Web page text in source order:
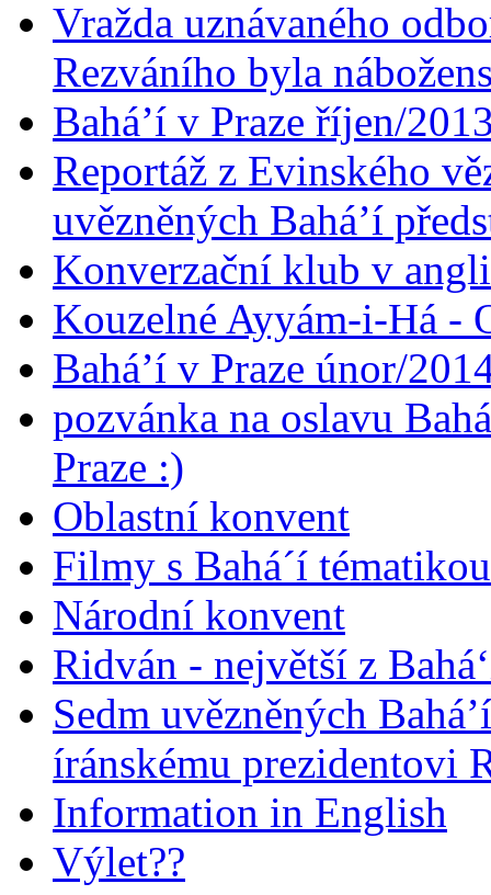
Vražda uznávaného
Rezváního byla
Bahá’í v Praze říjen/
Reportáž z Evinského
uvězněných Bahá’í
Konverzační klub v
Kouzelné Ayyám-i-Há -
Bahá’í v Praze únor/
pozvánka na oslavu
Praze :)
Oblastní konvent
Filmy s Bahá´í
Národní konvent
Ridván - největší z
Sedm uvězněných
íránskému prezidentovi
Information in English
Výlet??